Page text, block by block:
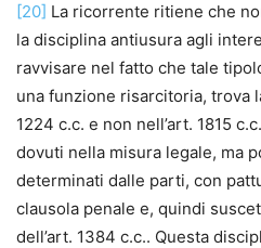
[20] La ricorrente ritiene che
la disciplina antiusura agli
ravvisare nel fatto che tale
una funzione risarcitoria, trova
1224 c.c. e non nell’art. 1815
dovuti nella misura legale, ma
determinati dalle parti, con
clausola penale e, quindi
dell’art. 1384 c.c.. Questa